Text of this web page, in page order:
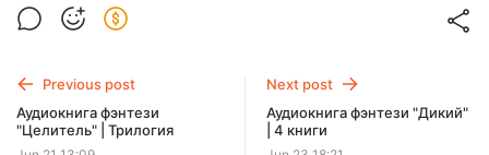
The discount applies to the first 12 months only.
Previous post
Аудиокнига фэнтези
"Целитель" | Трилогия
Next post
Аудиокнига фэнтези "Дикий"
| 4 книги